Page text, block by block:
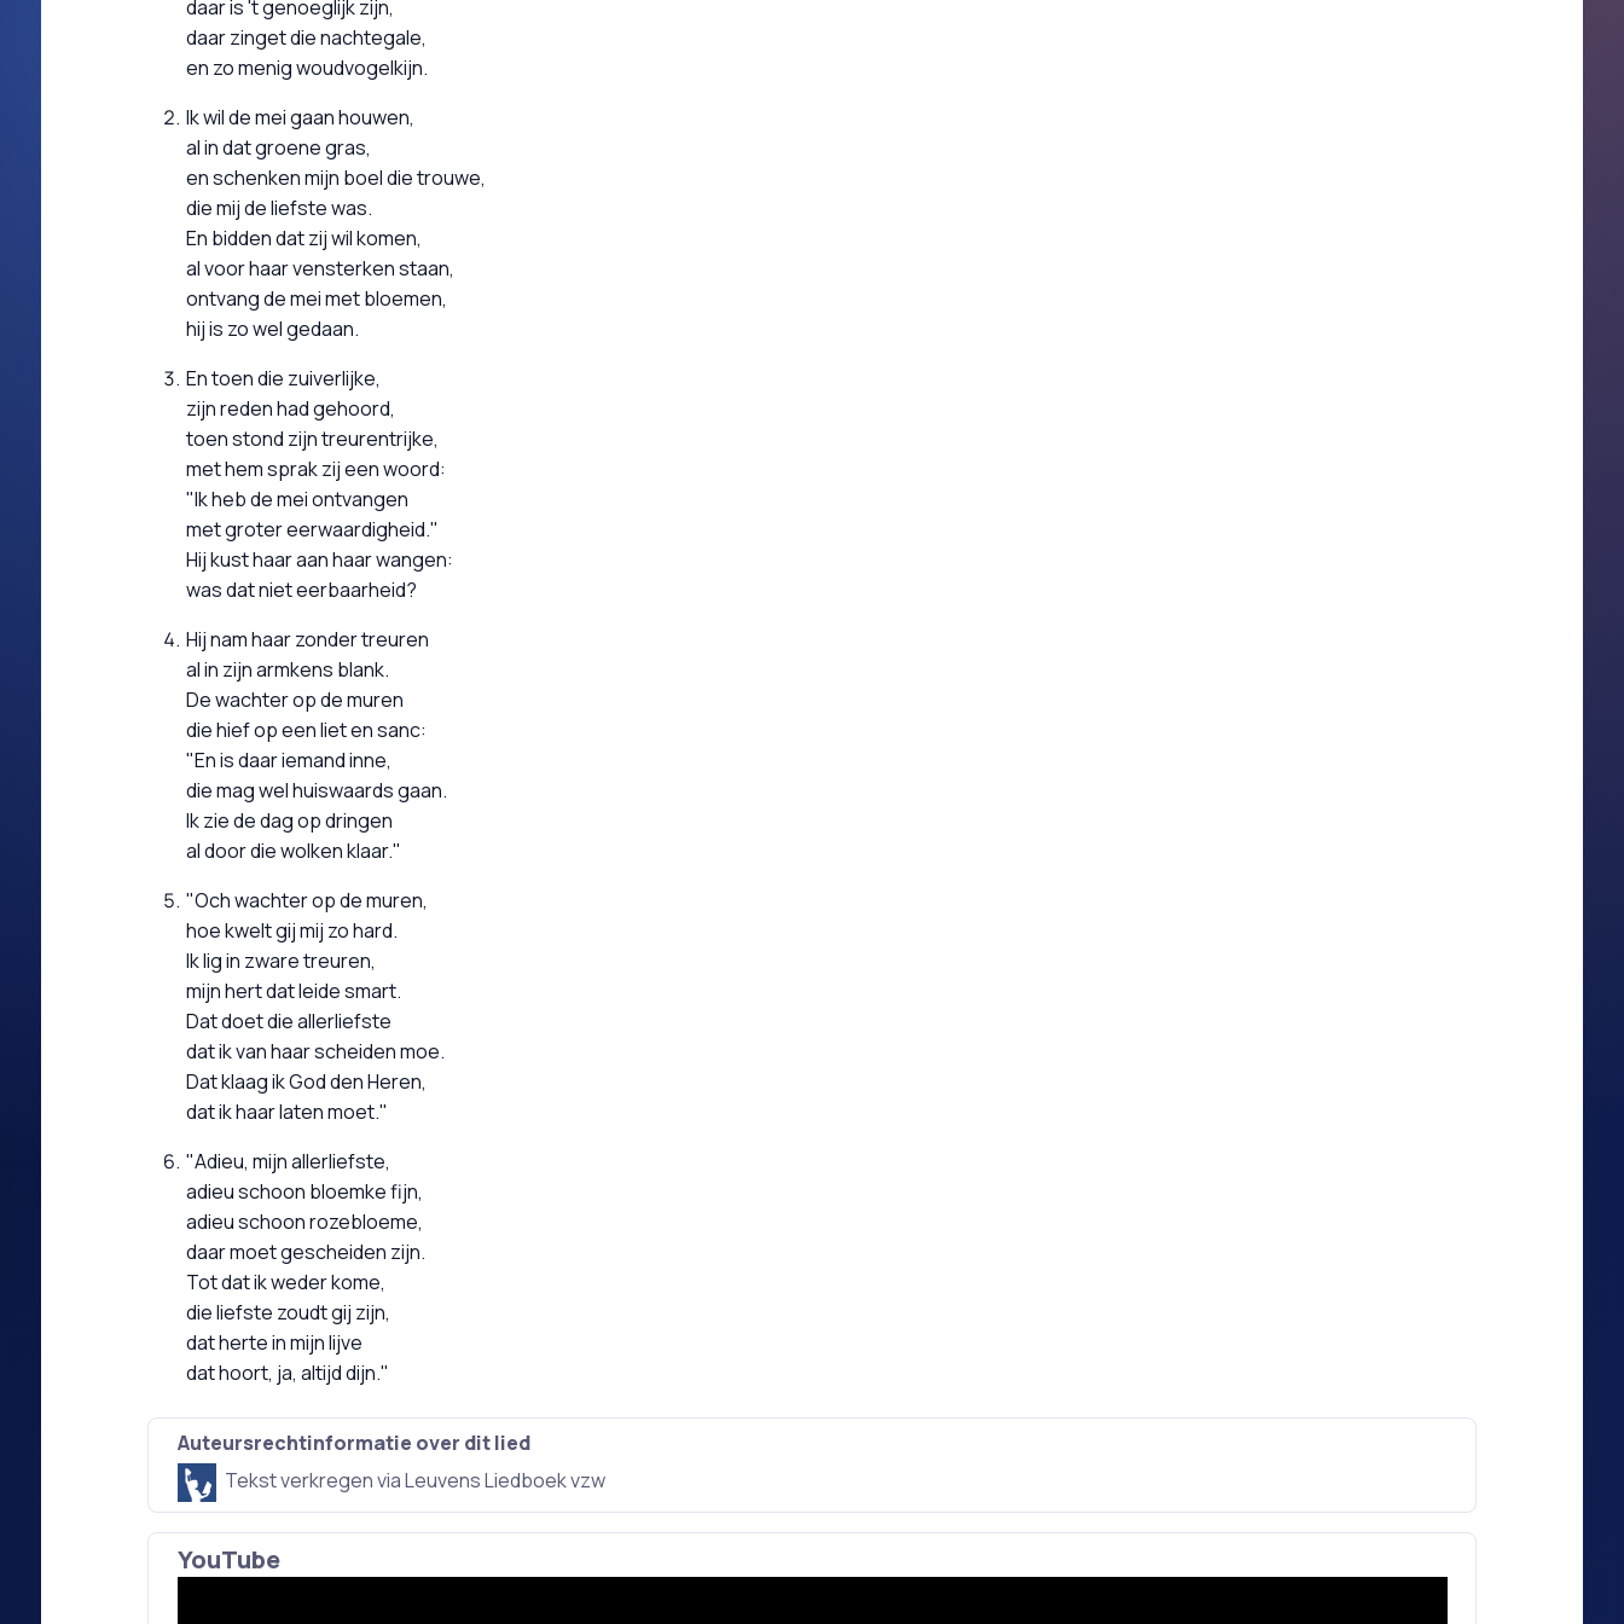
daar is 't genoeglijk zijn,
daar zinget die nachtegale,
en zo menig woudvogelkijn.
Ik wil de mei gaan houwen,
al in dat groene gras,
en schenken mijn boel die trouwe,
die mij de liefste was.
En bidden dat zij wil komen,
al voor haar vensterken staan,
ontvang de mei met bloemen,
hij is zo wel gedaan.
En toen die zuiverlijke,
zijn reden had gehoord,
toen stond zijn treurentrijke,
met hem sprak zij een woord:
"Ik heb de mei ontvangen
met groter eerwaardigheid."
Hij kust haar aan haar wangen:
was dat niet eerbaarheid?
Hij nam haar zonder treuren
al in zijn armkens blank.
De wachter op de muren
die hief op een liet en sanc:
"En is daar iemand inne,
die mag wel huiswaards gaan.
Ik zie de dag op dringen
al door die wolken klaar."
"Och wachter op de muren,
hoe kwelt gij mij zo hard.
Ik lig in zware treuren,
mijn hert dat leide smart.
Dat doet die allerliefste
dat ik van haar scheiden moe.
Dat klaag ik God den Heren,
dat ik haar laten moet."
"Adieu, mijn allerliefste,
adieu schoon bloemke fijn,
adieu schoon rozebloeme,
daar moet gescheiden zijn.
Tot dat ik weder kome,
die liefste zoudt gij zijn,
dat herte in mijn lijve
dat hoort, ja, altijd dijn."
Auteursrechtinformatie over dit lied
Tekst verkregen via Leuvens Liedboek vzw
YouTube